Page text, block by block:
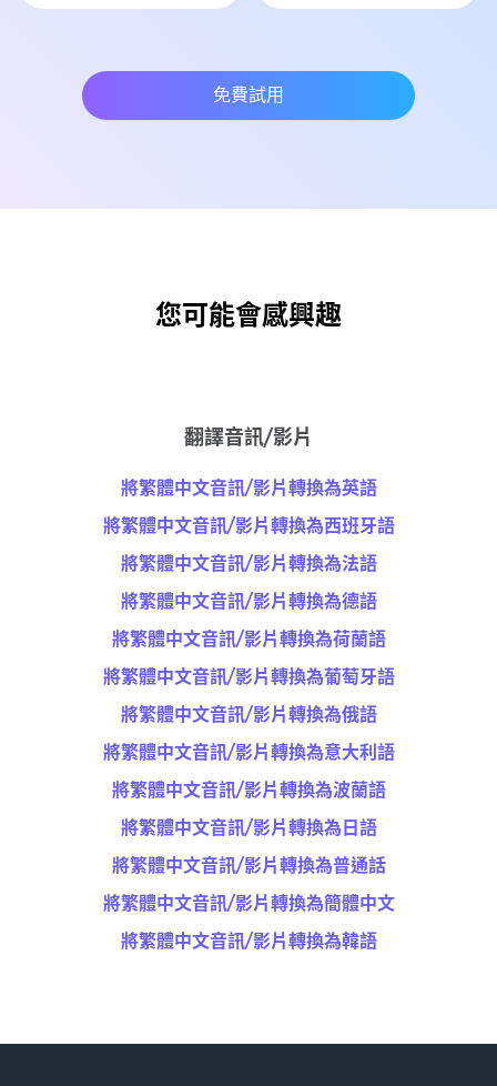
免費試用
您可能會感興趣
翻譯音訊/影片
將繁體中文音訊/影片轉換為英語
將繁體中文音訊/影片轉換為西班牙語
將繁體中文音訊/影片轉換為法語
將繁體中文音訊/影片轉換為德語
將繁體中文音訊/影片轉換為荷蘭語
將繁體中文音訊/影片轉換為葡萄牙語
將繁體中文音訊/影片轉換為俄語
將繁體中文音訊/影片轉換為意大利語
將繁體中文音訊/影片轉換為波蘭語
將繁體中文音訊/影片轉換為日語
將繁體中文音訊/影片轉換為普通話
將繁體中文音訊/影片轉換為簡體中文
將繁體中文音訊/影片轉換為韓語